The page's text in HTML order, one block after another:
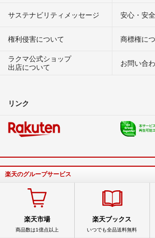
サステナビリティメッセージ 安心・安
権利侵害について
商標権に
ラクマ公式ショップ
出店について
お問い合
リンク
楽天のグループサービス
楽天市場
商品数は1億点以上
楽天ブックス
いつでも全品送料無料